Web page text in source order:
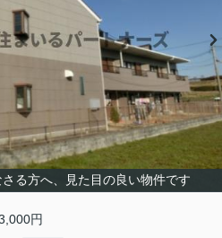
さる方へ、見た目の良い物件です
円